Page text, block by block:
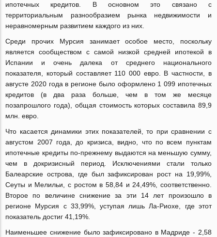
ипотечных кредитов. В основном это связано с
территориальным разнообразием рынка недвижимости и
неравномерным развитием каждого из них.
Среди прочих Мурсия занимает особое место, поскольку
является сообществом с самой низкой средней ипотекой в
Испании и очень далека от среднего национального
показателя, который составляет 110 000 евро. В частности, в
августе 2020 года в регионе было оформлено 1 099 ипотечных
кредитов (в два раза больше, чем в том же месяце
позапрошлого года), общая стоимость которых составила 89,9
млн. евро.
Что касается динамики этих показателей, то при сравнении с
августом 2007 года, до кризиса, видно, что по всем пунктам
ипотечные кредиты по-прежнему выдаются на меньшую сумму,
чем в докризисный период. Исключениями стали только
Балеарские острова, где был зафиксирован рост на 19,99%,
Сеуты и Мелильи, с ростом в 58,84 и 24,49%, соответственно.
Второе по величине снижение за эти 14 лет произошло в
регионе Мурсия с 33,99%, уступая лишь Ла-Риохе, где этот
показатель достиг 41,19%.
Наименьшее снижение было зафиксировано в Мадриде - 2,58